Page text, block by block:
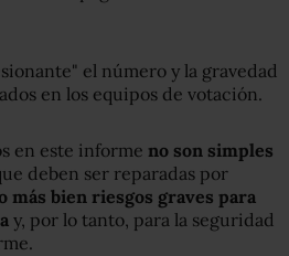
el número y la gravedad
en los equipos de votación.
en este informe no son simples
deben ser reparadas por
más bien riesgos graves para
y, por lo tanto, para la seguridad